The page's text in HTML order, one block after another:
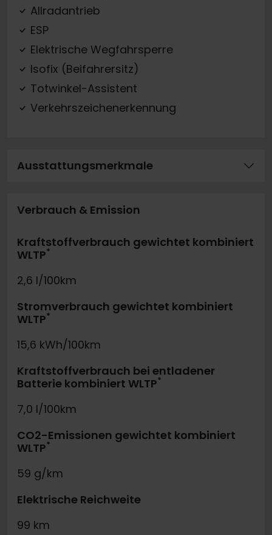
Allradantrieb
ESP
Elektrische Wegfahrsperre
Isofix (Beifahrersitz)
Totwinkel-Assistent
Verkehrszeichenerkennung
Ausstattungsmerkmale
Verbrauch & Emission
Kraftstoffverbrauch gewichtet kombiniert
WLTP*
2,6 l/100km
Stromverbrauch gewichtet kombiniert
WLTP*
15,6 kWh/100km
Kraftstoffverbrauch bei entladener
Batterie kombiniert WLTP*
7,0 l/100km
CO2-Emissionen gewichtet kombiniert
WLTP*
59 g/km
Elektrische Reichweite
99 km